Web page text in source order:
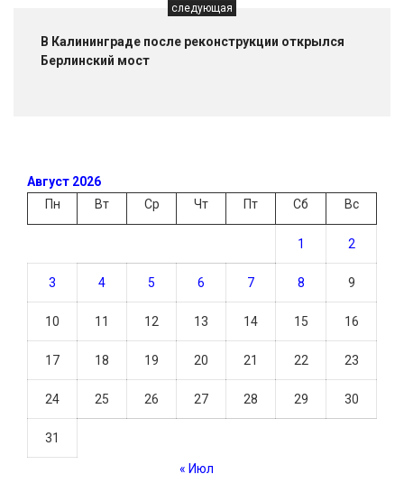
следующая
В Калининграде после реконструкции открылся
Берлинский мост
Август 2026
Пн
Вт Ср Чт Пт Сб Вс
1 2
3 4 5 6 7 8 9
10 11 12 13 14 15 16
17 18 19 20 21 22 23
24 25 26 27 28 29 30
31
« Июл